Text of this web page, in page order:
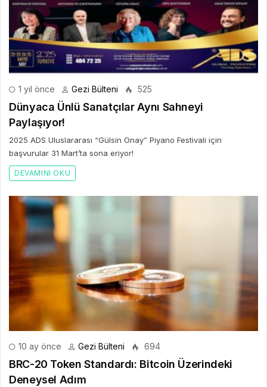
1 yıl önce Gezi Bülteni 525
Dünyaca Ünlü Sanatçılar Aynı Sahneyi
Paylaşıyor!
2025 ADS Uluslararası “Gülsin Onay” Piyano Festivali için
başvurular 31 Mart’ta sona eriyor!
DEVAMINI OKU
10 ay önce Gezi Bülteni 694
BRC-20 Token Standardı: Bitcoin Üzerindeki
Deneysel Adım